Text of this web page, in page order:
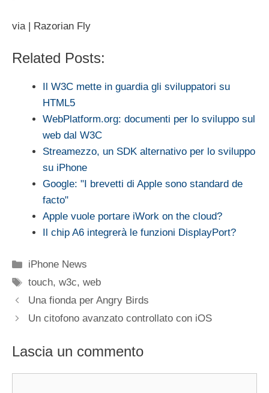
via | Razorian Fly
Related Posts:
Il W3C mette in guardia gli sviluppatori su
HTML5
WebPlatform.org: documenti per lo sviluppo sul
web dal W3C
Streamezzo, un SDK alternativo per lo sviluppo
su iPhone
Google: "I brevetti di Apple sono standard de
facto"
Apple vuole portare iWork on the cloud?
Il chip A6 integrerà le funzioni DisplayPort?
Categorie
iPhone News
Tag
touch,w3c,web
Una fionda per Angry Birds
Un citofono avanzato controllato con iOS
Lascia un commento